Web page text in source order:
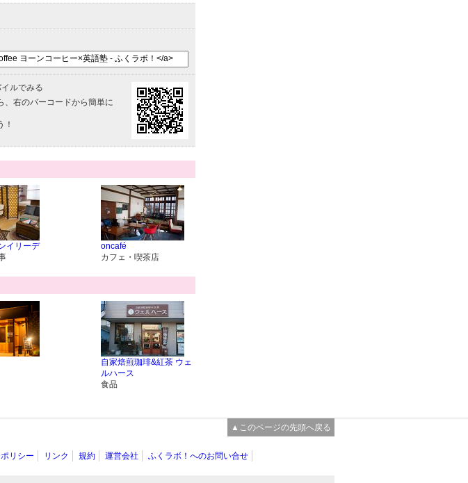
ルでみる
、右のバーコードから簡単に
！
イリーデ
oncafé
カフェ・喫茶店
自家焙煎珈琲&紅茶 ウェ
ルハース
食品
▲このページの先頭へ戻る
リシー リンク 規約 運営会社 ふくラボ！へのお問い合せ